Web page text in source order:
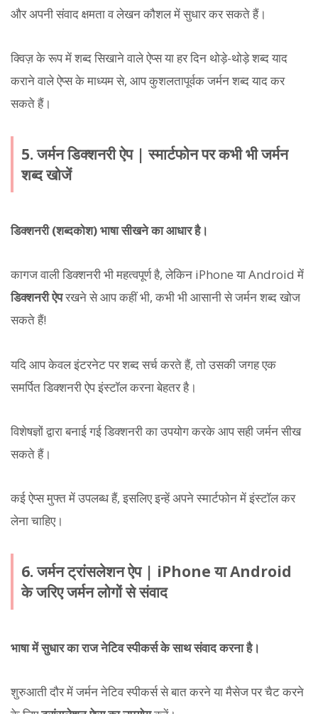
और अपनी संवाद क्षमता व लेखन कौशल में सुधार कर सकते हैं।
क्विज़ के रूप में शब्द सिखाने वाले ऐप्स या हर दिन थोड़े-थोड़े शब्द याद
कराने वाले ऐप्स के माध्यम से, आप कुशलतापूर्वक जर्मन शब्द याद कर
सकते हैं।
5. जर्मन डिक्शनरी ऐप | स्मार्टफोन पर कभी भी जर्मन
शब्द खोजें
डिक्शनरी (शब्दकोश) भाषा सीखने का आधार है।
कागज वाली डिक्शनरी भी महत्वपूर्ण है, लेकिन iPhone या Android में
डिक्शनरी ऐपरखने से आप कहीं भी, कभी भी आसानी से जर्मन शब्द खोज
सकते हैं!
यदि आप केवल इंटरनेट पर शब्द सर्च करते हैं, तो उसकी जगह एक
समर्पित डिक्शनरी ऐप इंस्टॉल करना बेहतर है।
विशेषज्ञों द्वारा बनाई गई डिक्शनरी का उपयोग करके आप सही जर्मन सीख
सकते हैं।
कई ऐप्स मुफ्त में उपलब्ध हैं, इसलिए इन्हें अपने स्मार्टफोन में इंस्टॉल कर
लेना चाहिए।
6. जर्मन ट्रांसलेशन ऐप | iPhone या Android
के जरिए जर्मन लोगों से संवाद
भाषा में सुधार का राज नेटिव स्पीकर्स के साथ संवाद करना है।
शुरुआती दौर में जर्मन नेटिव स्पीकर्स से बात करने या मैसेज पर चैट करने